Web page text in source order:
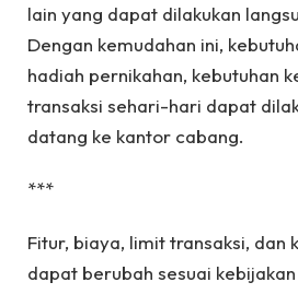
lain yang dapat dilakukan
Dengan kemudahan ini,
hadiah pernikahan, kebutuhan
transaksi sehari-hari dapat
datang ke kantor cabang.
***
Fitur, biaya, limit transaksi, dan
dapat berubah sesuai